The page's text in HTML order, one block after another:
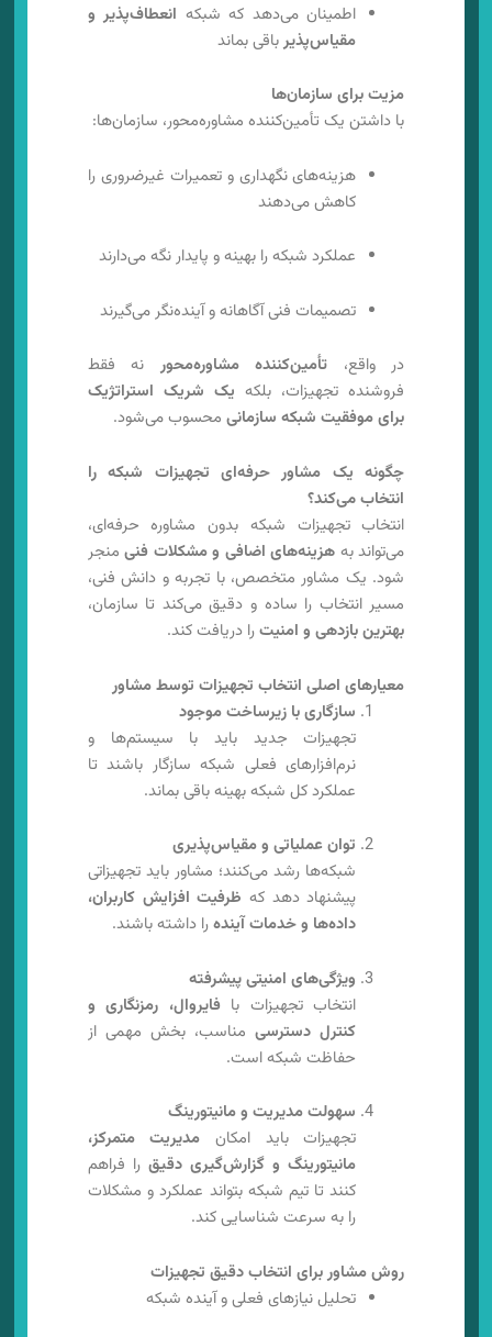
اطمینان می‌دهد که شبکه انعطاف‌پذیر و
مقیاس‌پذیرباقی بماند
مزیت برای سازمان‌ها
با داشتن یک تأمین‌کننده مشاوره‌محور، سازمان‌ها:
هزینه‌های نگهداری و تعمیرات غیرضروری را
کاهش می‌دهند
عملکرد شبکه را بهینه و پایدار نگه می‌دارند
تصمیمات فنی آگاهانه و آینده‌نگر می‌گیرند
در واقع، تأمین‌کننده مشاوره‌محور نه فقط
فروشنده تجهیزات، بلکه یک شریک استراتژیک
برای موفقیت شبکه سازمانیمحسوب می‌شود.
چگونه یک مشاور حرفه‌ای تجهیزات شبکه را
انتخاب می‌کند؟
انتخاب تجهیزات شبکه بدون مشاوره حرفه‌ای،
می‌تواند به هزینه‌های اضافی و مشکلات فنیمنجر
شود. یک مشاور متخصص، با تجربه و دانش فنی،
مسیر انتخاب را ساده و دقیق می‌کند تا سازمان،
بهترین بازدهی و امنیترا دریافت کند.
معیارهای اصلی انتخاب تجهیزات توسط مشاور
سازگاری با زیرساخت موجود
تجهیزات جدید باید با سیستم‌ها و
نرم‌افزارهای فعلی شبکه سازگار باشند تا
عملکرد کل شبکه بهینه باقی بماند.
توان عملیاتی و مقیاس‌پذیری
شبکه‌ها رشد می‌کنند؛ مشاور باید تجهیزاتی
پیشنهاد دهد که ظرفیت افزایش کاربران،
داده‌ها و خدمات آیندهرا داشته باشند.
ویژگی‌های امنیتی پیشرفته
انتخاب تجهیزات بافایروال، رمزنگاری و
کنترل دسترسیمناسب، بخش مهمی از
حفاظت شبکه است.
سهولت مدیریت و مانیتورینگ
تجهیزات باید امکان مدیریت متمرکز،
مانیتورینگ و گزارش‌گیری دقیقرا فراهم
کنند تا تیم شبکه بتواند عملکرد و مشکلات
را به سرعت شناسایی کند.
روش مشاور برای انتخاب دقیق تجهیزات
تحلیل نیازهای فعلی و آینده شبکه